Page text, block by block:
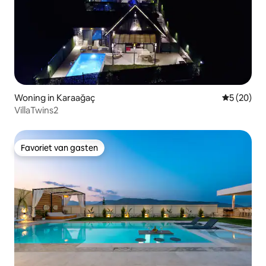
Woning in Karaağaç
5 (20)
VillaTwins2
Favoriet van gasten
Favoriet van gasten